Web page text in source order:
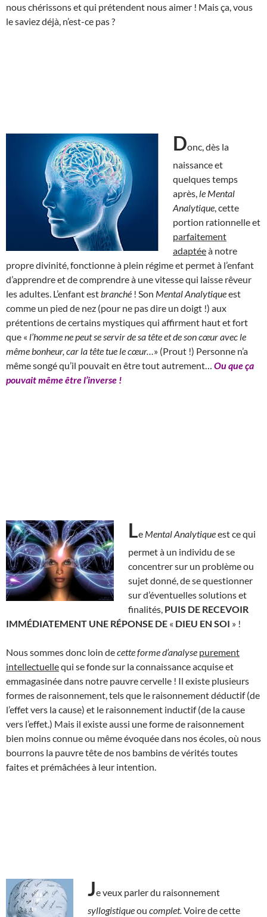
nous chérissons et qui prétendent nous aimer ! Mais ça, vous
le saviez déjà, n’est-ce pas ?
Donc, dès la
naissance et
quelques temps
après, le Mental
Analytique , cette
portion rationnelle et
parfaitement
adaptéeà notre
propre divinité, fonctionne à plein régime et permet à l’enfant
d’apprendre et de comprendre à une vitesse qui laisse rêveur
les adultes. L’enfant est branché ! Son Mental Analytiqueest
comme un pied de nez (pour ne pas dire un doigt !) aux
prétentions de certains mystiques qui affirment haut et fort
que « l’homme ne peut se servir de sa tête et de son cœur avec le
même bonheur, car la tête tue le cœur… » (Prout !) Personne n’a
même songé qu’il pouvait en être tout autrement… Ou que ça
pouvait même être l’inverse !
Le Mental Analytiqueest ce qui
permet à un individu de se
concentrer sur un problème ou
sujet donné, de se questionner
sur d’éventuelles solutions et
finalités, PUIS DE RECEVOIR
IMMÉDIATEMENT UNE RÉPONSE DE « DIEU EN SOI » !
Nous sommes donc loin decette formed’analyse purement
intellectuellequi se fonde sur la connaissance acquise et
emmagasinée dans notre pauvre cervelle ! Il existe plusieurs
formes de raisonnement, tels que le raisonnement déductif (de
l’effet vers la cause) et le raisonnement inductif (de la cause
vers l’effet.) Mais il existe aussi une forme de raisonnement
bien moins connue ou même évoquée dans nos écoles, où nous
bourrons la pauvre tête de nos bambins de vérités toutes
faites et prémâchées à leur intention.
Je veux parler du raisonnement
syllogistiqueou complet. Voire de cette